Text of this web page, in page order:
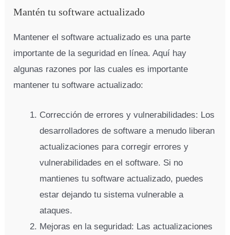
Mantén tu software actualizado
Mantener el software actualizado es una parte
importante de la seguridad en línea. Aquí hay
algunas razones por las cuales es importante
mantener tu software actualizado:
Corrección de errores y vulnerabilidades: Los
desarrolladores de software a menudo liberan
actualizaciones para corregir errores y
vulnerabilidades en el software. Si no
mantienes tu software actualizado, puedes
estar dejando tu sistema vulnerable a
ataques.
Mejoras en la seguridad: Las actualizaciones